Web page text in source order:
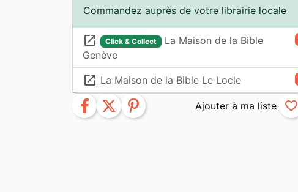
Commandez auprès de votre librairie locale
launch Click & Collect La Maison de la Bible
Genève
launch La Maison de la Bible Le Locle
facebook twitter pinterest favorite_border